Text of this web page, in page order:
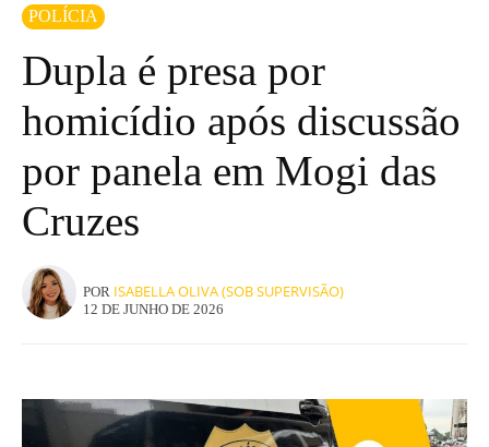
POLÍCIA
Dupla é presa por
homicídio após discussão
por panela em Mogi das
Cruzes
POR ISABELLA OLIVA (SOB SUPERVISÃO)
12 DE JUNHO DE 2026